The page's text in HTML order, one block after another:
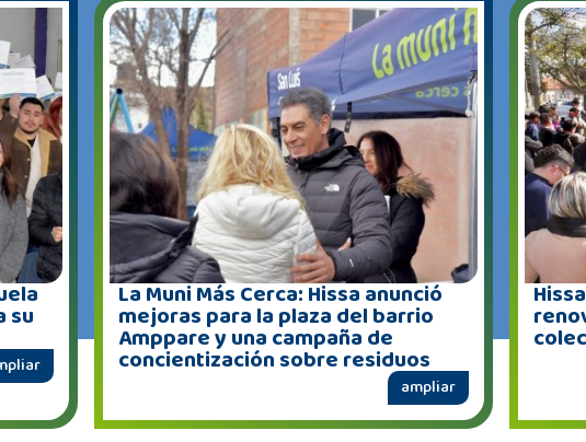
su
La Muni Más Cerca: Hissa anunció
mejoras para la plaza del barrio
Amppare y una campaña de
concientización sobre residuos
ampliar